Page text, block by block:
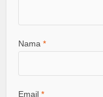
Nama*
Email*